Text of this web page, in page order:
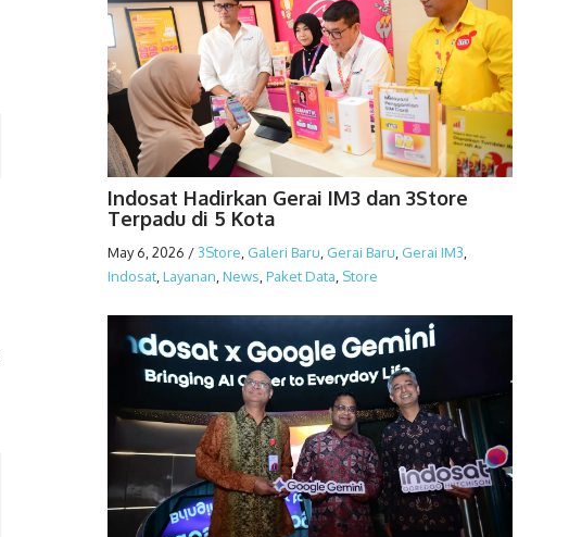
Indosat Hadirkan Gerai IM3 dan 3Store
Terpadu di 5 Kota
May 6, 2026 /3Store Galeri Baru Gerai Baru Gerai IM3
Indosat, Layanan News Paket Data Store